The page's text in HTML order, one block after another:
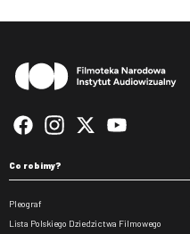
Co robimy?
Pleograf
Lista Polskiego Dziedzictwa Filmowego